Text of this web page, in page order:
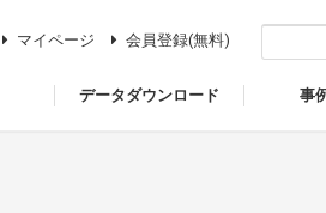
データダウンロード 事
マイページ 会員登録(無料)